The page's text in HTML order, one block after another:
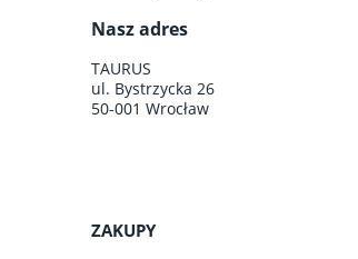
Nasz adres
TAURUS
ul. Bystrzycka 26
50-001 Wrocław
ZAKUPY